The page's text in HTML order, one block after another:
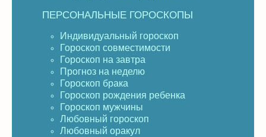
ПЕРСОНАЛЬНЫЕ ГОРОСКОПЫ
Индивидуальный гороскоп
Гороскоп совместимости
Гороскоп на завтра
Прогноз на неделю
Гороскоп брака
Гороскоп рождения ребенка
Гороскоп мужчины
Любовный гороскоп
Любовный оракул